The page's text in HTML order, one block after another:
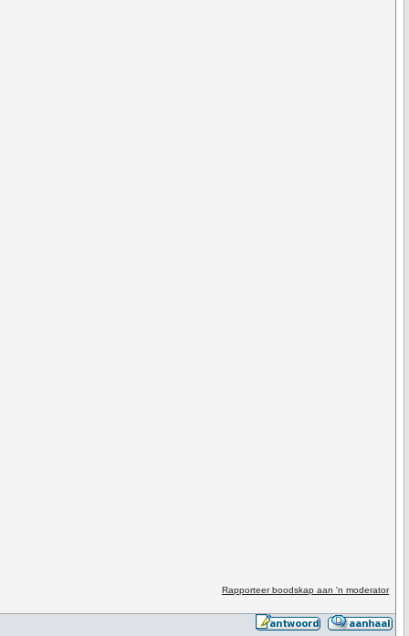
Rapporteer boodskap aan 'n moderator